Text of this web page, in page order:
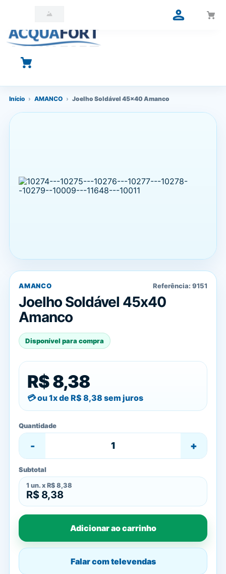
O que você está procurando?
Início › AMANCO › Joelho Soldável 45x40 Amanco
AMANCO Referência: 9151
Joelho Soldável 45x40
Amanco
Disponível para compra
R$ 8,38
ou 1x de R$ 8,38 sem juros
Quantidade
- +
Subtotal
1 un. x R$ 8,38
R$ 8,38
Adicionar ao carrinho
Falar com televendas